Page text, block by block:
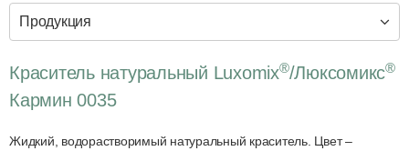
Продукция
Краситель натуральный Luxomix®/Люксомикс®
Кармин 0035
Жидкий, водорастворимый натуральный краситель. Цвет –